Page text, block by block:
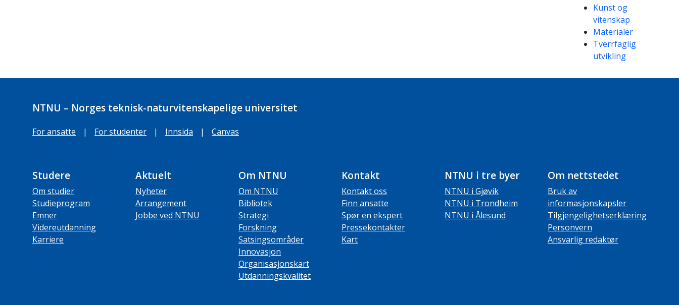
Kunst og
vitenskap
Materialer
Tverrfaglig
utvikling
NTNU – Norges teknisk-naturvitenskapelige universitet
For ansatte | For studenter | Innsida | Canvas
Studere
Om studier
Studieprogram
Emner
Videreutdanning
Karriere
Aktuelt
Nyheter
Arrangement
Jobbe ved NTNU
Om NTNU
Om NTNU
Bibliotek
Strategi
Forskning
Satsingsområder
Innovasjon
Organisasjonskart
Utdanningskvalitet
Kontakt
Kontakt oss
Finn ansatte
Spør en ekspert
Pressekontakter
Kart
NTNU i tre byer
NTNU i Gjøvik
NTNU i Trondheim
NTNU i Ålesund
Om nettstedet
Bruk av
informasjonskapsler
Tilgjengelighetserklæring
Personvern
Ansvarlig redaktør